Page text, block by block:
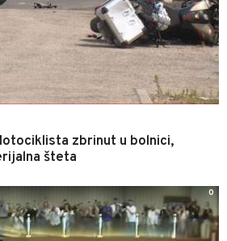
zbrinut u bolnici,
šteta
0